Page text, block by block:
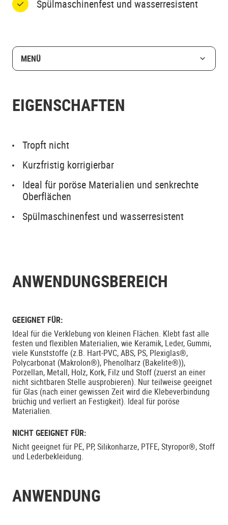
Spülmaschinenfest und wasserresistent
MENÜ
EIGENSCHAFTEN
Tropft nicht
Kurzfristig korrigierbar
Ideal für poröse Materialien und senkrechte
Oberflächen
Spülmaschinenfest und wasserresistent
ANWENDUNGSBEREICH
GEEIGNET FÜR:
Ideal für die Verklebung von kleinen Flächen. Klebt fast alle
festen und flexiblen Materialien, wie Keramik, Leder, Gummi,
viele Kunststoffe (z.B. Hart-PVC, ABS, PS, Plexiglas®,
Polycarbonat (Makrolon®), Phenolharz (Bakelite®)),
Porzellan, Metall, Holz, Kork, Filz und Stoff (zuerst an einer
nicht sichtbaren Stelle ausprobieren). Nur teilweise geeignet
für Glas (nach einer gewissen Zeit wird die Klebeverbindung
brüchig und verliert an Festigkeit). Ideal für poröse
Materialien.
NICHT GEEIGNET FÜR:
Nicht geeignet für PE, PP, Silikonharze, PTFE, Styropor®, Stoff
und Lederbekleidung.
ANWENDUNG